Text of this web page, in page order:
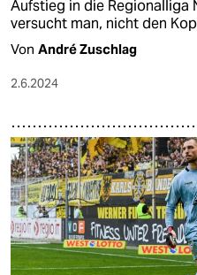
Aufstieg in die
versucht man, nicht den
Von André Zuschlag
2.6.2024